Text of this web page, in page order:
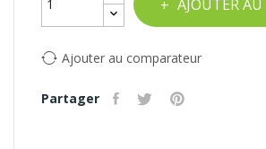
AJOUTER
Ajouter au comparateur
Partager